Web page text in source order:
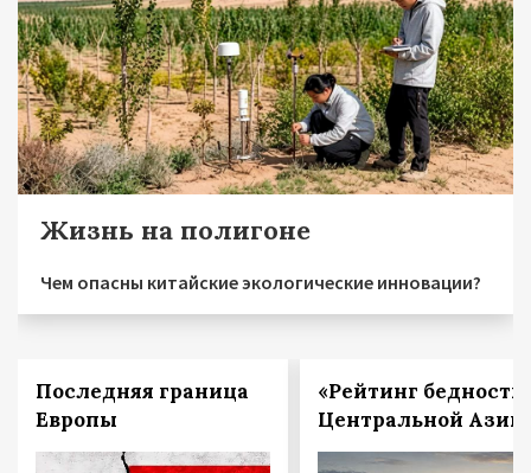
Жизнь на полигоне
Чем опасны китайские экологические инновации?
Последняя граница
Европы
«Рейтинг
Центральной Азии